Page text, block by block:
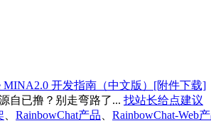
MINA2.0 开发指南（中文版）[附件下载]
自已撸？别走弯路了... 找站长给点建议
RainbowChat产品 RainbowChat-Web